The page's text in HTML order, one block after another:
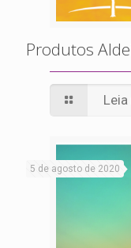
Produtos
5 de agosto de 2020